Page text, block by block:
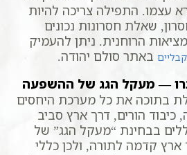
עצמו. התפילה צריכה להיות
שאלת חסרונות נכונים
הרוחנית. ניתן להעמיק
באתר סולם יהודה.
— מעקל הגג של ההשפעה
בתוכה את כל מערכת היחסים
כיבוד הורים, דרך ארץ סביב
בבחינת “מעקל הגג” של
קדמה לתורה, ולכן כללי